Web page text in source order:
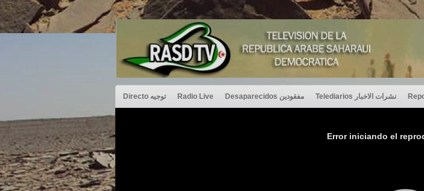
Directo توجيه Radio Live Desaparecidos مفقودين Telediarios نشرات الاخبار
Error iniciando el